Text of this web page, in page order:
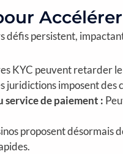
défis persistent,
KYC peuvent retarder
juridictions imposent des
service de paiement :
proposent